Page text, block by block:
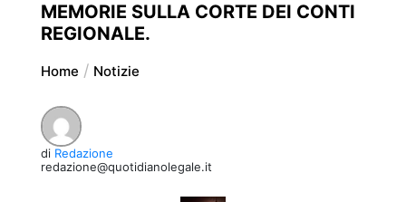
MEMORIE SULLA CORTE DEI CONTI
REGIONALE.
Home Notizie
di Redazione
redazione@quotidianolegale.it